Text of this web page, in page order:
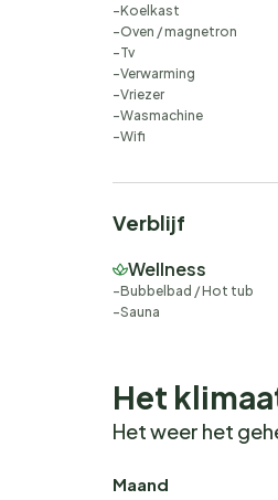
Koelkast
Oven / magnetron
Tv
Verwarming
Vriezer
Wasmachine
Wifi
Verblijf
Wellness
Bubbelbad / Hot tub
Sauna
Het
Het weer het
Maand